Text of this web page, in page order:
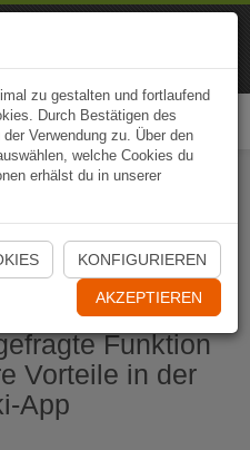
jetzt öffnen
Funktion
Vorteile in der
App
zu gestalten und fortlaufend
Durch Bestätigen des
Verwendung zu. Über den
welche Cookies du
erhälst du in unserer
KONFIGURIEREN
AKZEPTIEREN